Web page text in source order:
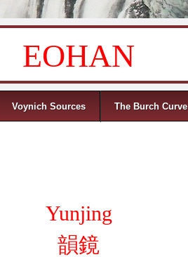
EOHAN
Voynich Sources The Burch Curve
Yunjing
韻鏡